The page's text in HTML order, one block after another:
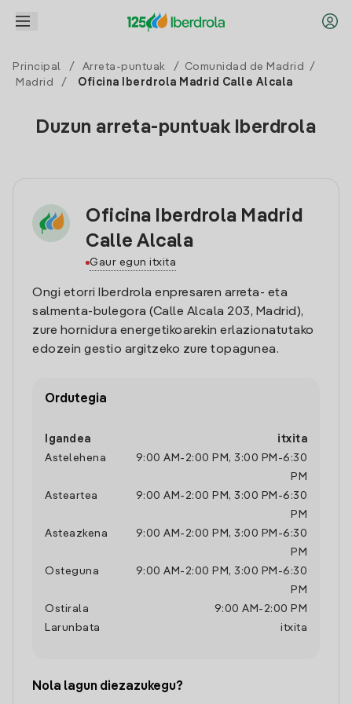
Principal / Arreta-puntuak / Comunidad de Madrid
/
Madrid
/ Oficina Iberdrola Madrid Calle Alcala
Duzun arreta-puntuak Iberdrola
Oficina Iberdrola Madrid
Calle Alcala
Gaur egun itxita
Ongi etorri Iberdrola enpresaren arreta- eta
salmenta-bulegora (Calle Alcala 203, Madrid),
zure hornidura energetikoarekin erlazionatutako
edozein gestio argitzeko zure topagunea.
Ordutegia
Igandea
itxita
Astelehena
9:00 AM - 2:00 PM , 3:00 PM -6:30
PM
Asteartea
9:00 AM - 2:00 PM , 3:00 PM -6:30
PM
Asteazkena
9:00 AM - 2:00 PM , 3:00 PM -6:30
PM
Osteguna
9:00 AM - 2:00 PM , 3:00 PM -6:30
PM
Ostirala
9:00 AM - 2:00 PM
Larunbata
itxita
Nola lagun diezazukegu?